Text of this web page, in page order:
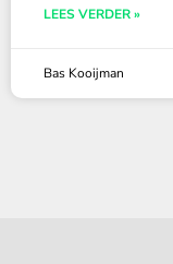
LEES VERDER »
Bas Kooijman